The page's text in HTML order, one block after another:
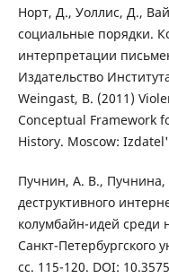
Норт, Д., Уоллис, Д.,
социальные порядки.
интерпретации
Издательство
Weingast, B. (2011)
Conceptual Framework
History. Moscow:
Пучнин, А. В.,
деструктивного
колумбайн-идей среди
Санкт-Петербургского
сс. 115-120. DOI: